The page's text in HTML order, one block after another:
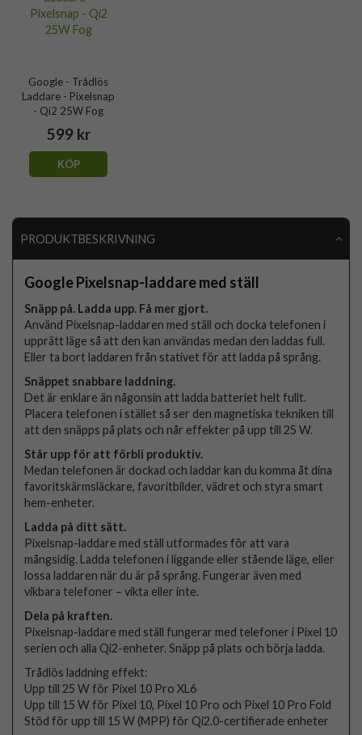
Google - Trådlös
Laddare - Pixelsnap
- Qi2 25W Fog
599 kr
KÖP
PRODUKTBESKRIVNING
Google Pixelsnap-laddare med ställ
Snäpp på. Ladda upp. Få mer gjort.
Använd Pixelsnap-laddaren med ställ och docka telefonen i
upprätt läge så att den kan användas medan den laddas full.
Eller ta bort laddaren från stativet för att ladda på språng.
Snäppet snabbare laddning.
Det är enklare än någonsin att ladda batteriet helt fullt.
Placera telefonen i stället så ser den magnetiska tekniken till
att den snäpps på plats och når effekter på upp till 25 W.
Står upp för att förbli produktiv.
Medan telefonen är dockad och laddar kan du komma åt dina
favoritskärmsläckare, favoritbilder, vädret och styra smart
hem-enheter.
Ladda på ditt sätt.
Pixelsnap-laddare med ställ utformades för att vara
mångsidig. Ladda telefonen i liggande eller stående läge, eller
lossa laddaren när du är på språng. Fungerar även med
vikbara telefoner – vikta eller inte.
Dela på kraften.
Pixelsnap-laddare med ställ fungerar med telefoner i Pixel 10
serien och alla Qi2-enheter. Snäpp på plats och börja ladda.
Trådlös laddning effekt:
Upp till 25 W för Pixel 10 Pro XL6
Upp till 15 W för Pixel 10, Pixel 10 Pro och Pixel 10 Pro Fold
Stöd för upp till 15 W (MPP) för Qi2.0-certifierade enheter